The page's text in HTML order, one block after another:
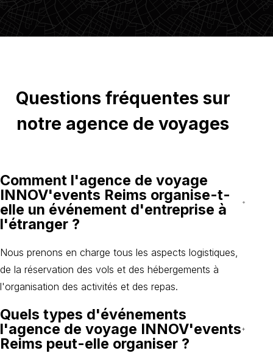
Questions fréquentes sur
notre agence de voyages
Comment l'agence de voyage
INNOV'events Reims organise-t-
elle un événement d'entreprise à
l'étranger ?
Nous prenons en charge tous les aspects logistiques,
de la réservation des vols et des hébergements à
l'organisation des activités et des repas.
Quels types d'événements
l'agence de voyage INNOV'events
Reims peut-elle organiser ?